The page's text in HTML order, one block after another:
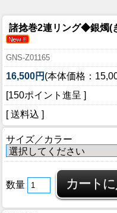
諸捻巻2連リング◆銀燭(
GNS-Z01165
16,500円 (本体価格：
[150ポイント進呈 ]
[ 送料込 ]
サイズ／カラー
数量